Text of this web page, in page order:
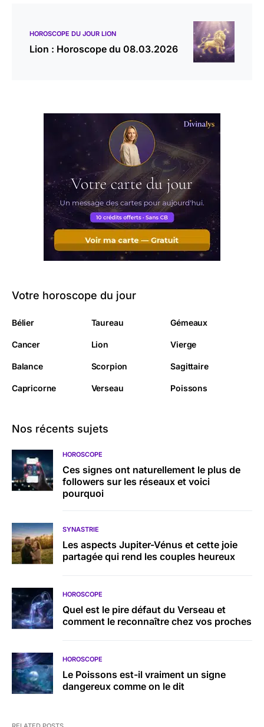
HOROSCOPE DU JOUR LION
Lion : Horoscope du 08.03.2026
Votre horoscope du jour
Bélier Taureau Gémeaux
Cancer Lion Vierge
Balance Scorpion Sagittaire
Capricorne Verseau Poissons
Nos récents sujets
HOROSCOPE
Ces signes ont naturellement le plus de
followers sur les réseaux et voici
pourquoi
SYNASTRIE
Les aspects Jupiter-Vénus et cette joie
partagée qui rend les couples heureux
HOROSCOPE
Quel est le pire défaut du Verseau et
comment le reconnaître chez vos proches
HOROSCOPE
Le Poissons est-il vraiment un signe
dangereux comme on le dit